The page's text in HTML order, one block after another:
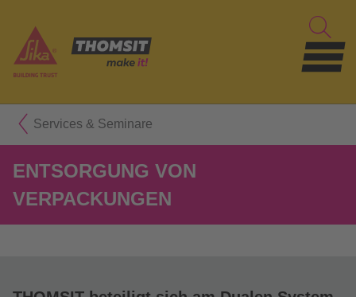
Services & Seminare
ENTSORGUNG VON
VERPACKUNGEN